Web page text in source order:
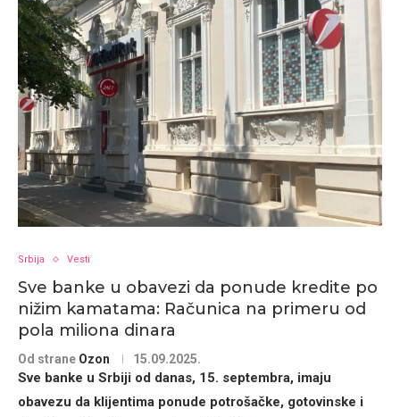
Srbija Vesti
Sve banke u obavezi da ponude kredite po
nižim kamatama: Računica na primeru od
pola miliona dinara
Od strane Ozon 15.09.2025.
Sve banke u Srbiji od danas, 15. septembra, imaju
obavezu da klijentima ponude potrošačke, gotovinske i